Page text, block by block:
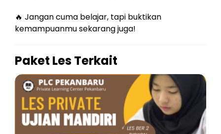
🔥 Jangan cuma belajar, tapi buktikan
kemampuanmu sekarang juga!
Paket Les Terkait